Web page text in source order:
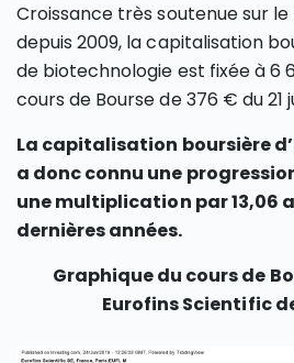
Croissance très soutenue sur
depuis 2009, la capitalisation
de biotechnologie est fixée à 6
cours de Bourse de 376 € du 21
La capitalisation boursière
a donc connu une
une multiplication par 13,06
dernières années.
Graphique du cours de
Eurofins Scientific